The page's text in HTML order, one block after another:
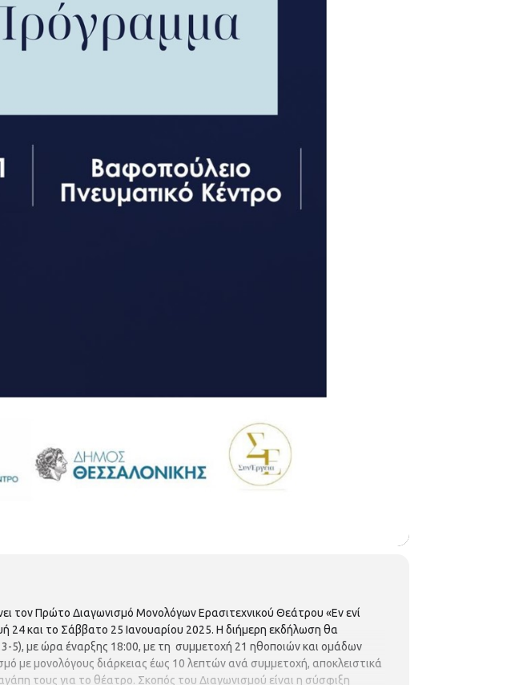
τον Πρώτο Διαγωνισμό Μονολόγων Ερασιτεχνικού Θεάτρου «Εν ενί
24 και το Σάββατο 25 Ιανουαρίου 2025. Η διήμερη εκδήλωση θα
5), με ώρα έναρξης 18:00, με τη συμμετοχή 21 ηθοποιών και ομάδων
με μονολόγους διάρκειας έως 10 λεπτών ανά συμμετοχή, αποκλειστικά
τους για το θέατρο. Σκοπός του Διαγωνισμού είναι η σύσφιξη